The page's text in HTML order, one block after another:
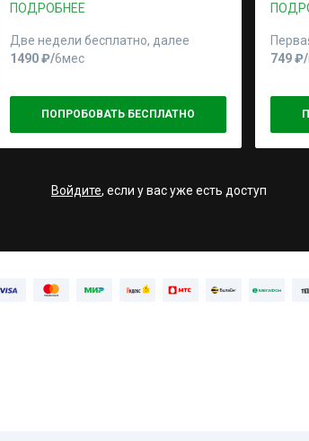
ПОДРОБНЕЕ
Две недели бесплатно, далее
1490 ₽⁠/⁠6мес
ПОПРОБОВАТЬ БЕСПЛАТНО
749 ₽⁠/⁠
Войдите, если у вас уже есть доступ